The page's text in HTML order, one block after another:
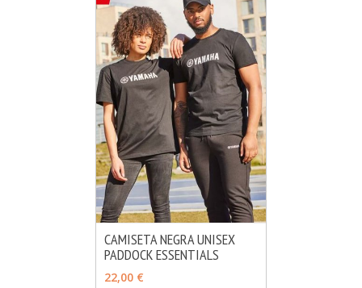
AÑADIR
CAMISETA NEGRA UNISEX
PADDOCK ESSENTIALS
22,00 €